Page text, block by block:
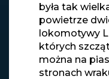
była tak
powietrze
lokomotywy
których
można na
stronach